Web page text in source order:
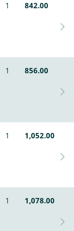
1 842.00
1 856.00
1 1,052.00
1 1,078.00